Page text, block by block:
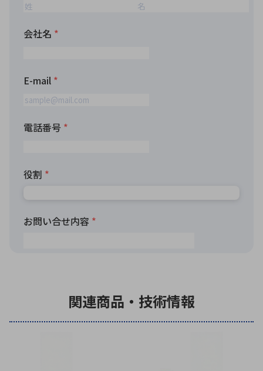
関連商品・技術情報